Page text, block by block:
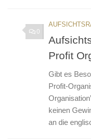
0
Profit
Gibt es
Profit-
keinen
an die